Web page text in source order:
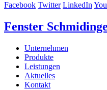
Facebook Twitter LinkedIn
Fenster
Unternehmen
Produkte
Leistungen
Aktuelles
Kontakt